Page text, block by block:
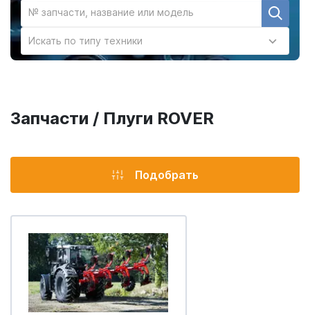
№ запчасти, название или модель
Искать по типу техники
Запчасти / Плуги ROVER
Подобрать